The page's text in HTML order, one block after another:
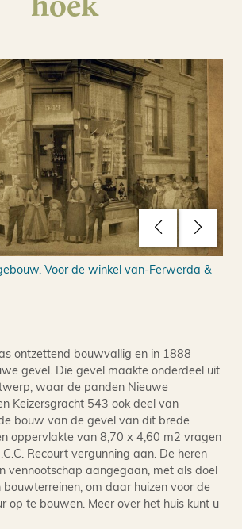
Voor de winkel van-Ferwerda &
ontzettend bouwvallig en in 1888
gevel. Die gevel maakte onderdeel uit
waar de panden Nieuwe
Keizersgracht 543 ook deel van
bouw van de gevel van dit brede
oppervlakte van 8,70 x 4,60 m2 vragen
Recourt vergunning aan. De heren
vennootschap aangegaan, met als doel
om daar huizen voor de
op te bouwen. Meer over het huis kunt u